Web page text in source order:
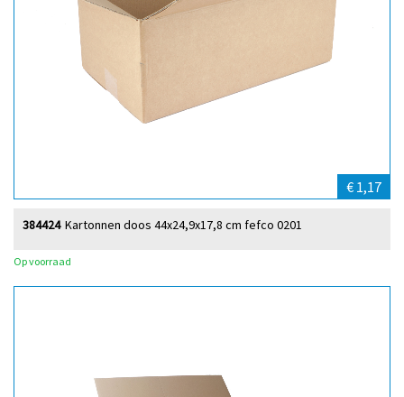
€ 1,17
Kartonnen doos 44x24,9x17,8 cm fefco 0201
384424
Op voorraad